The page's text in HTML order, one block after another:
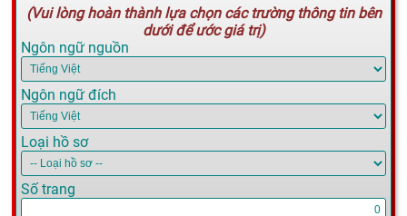
(Vui lòng hoàn thành lựa chọn các trường thông tin bên
dưới để ước giá trị)
Ngôn ngữ nguồn
Ngôn ngữ đích
Loại hồ sơ
Số trang